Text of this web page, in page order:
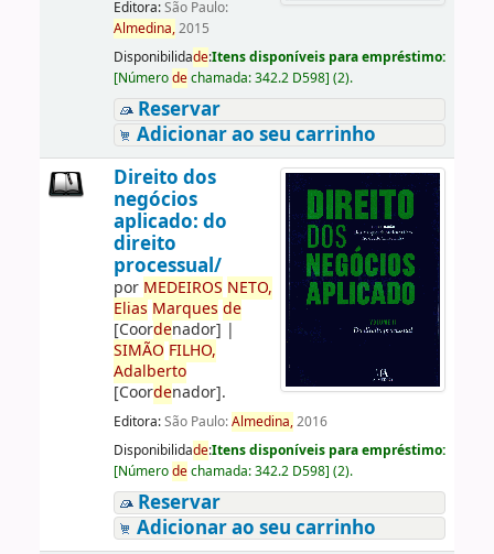
Editora:São Paulo:
Almedina,2015
Disponibilidade:Itens disponíveis para empréstimo:
[Númerodechamada:342.2 D598] (2).
Reservar
Adicionar ao seu carrinho
Direito dos
negócios
aplicado: do
direito
processual/
por MEDEIROS NETO,
Elias Marques de
[Coordenador] |
SIMÃO FILHO,
Adalberto
[Coordenador].
Editora:São Paulo:Almedina,2016
Disponibilidade:Itens disponíveis para empréstimo:
[Númerodechamada:342.2 D598] (2).
Reservar
Adicionar ao seu carrinho